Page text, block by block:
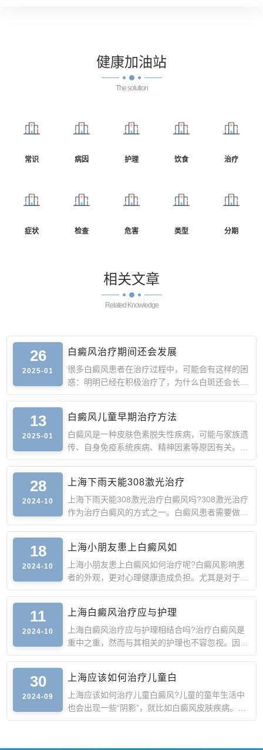
健康加油站
The solution
常识 病因 护理 饮食 治疗
症状 检查 危害 类型 分期
相关文章
Related Knowledge
26
2025-01
白癜风治疗期间还会发展
很多白癜风患者在治疗过程中，可能会有这样的困
惑：明明已经在积极治疗了，为什么白斑还会长出
来或者面积比原
13
2025-01
白癜风儿童早期治疗方法
白癜风是一种皮肤色素脱失性疾病，可能与家族遗
传、自身免疫系统疾病、精神因素等原因有关。
儿童白癜风早期的
28
2024-10
上海下雨天能308激光治疗
上海下雨天能308激光治疗白癜风吗?308激光治疗
作为治疗白癜风的方式之一。白癜风患者需要做好
防晒工作，以免猛烈
18
2024-10
上海小朋友患上白癜风如
上海小朋友患上白癜风如何治疗呢?白癜风影响患
者的外观，更对心理健康造成负担。尤其是对于年
幼的小朋友来说，
11
2024-10
上海白癜风治疗应与护理
上海白癜风治疗应与护理相结合吗?治疗白癜风是
重中之重，然而与其相关的护理也不容忽视。因
而，当这两者相结合
30
2024-09
上海应该如何治疗儿童白
上海应该如何治疗儿童白癜风?儿童的童年生活中
也会出现一些“阴影”，就比如白癜风皮肤疾病。其
导致的白斑会对